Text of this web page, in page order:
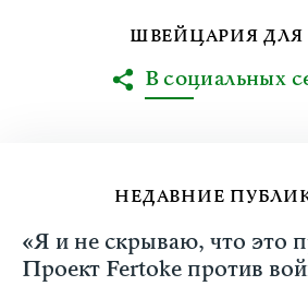
НЕДАВНИЕ
«Я и не скрываю, что это
Проект Fertoke против
ШВЕЙЦАРИЯ ДЛЯ
В социальных